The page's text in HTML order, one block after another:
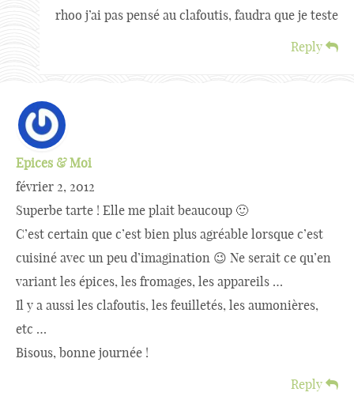
rhoo j’ai pas pensé au clafoutis, faudra que je teste
Reply
Epices & Moi
février 2, 2012
Superbe tarte ! Elle me plait beaucoup 🙂
C’est certain que c’est bien plus agréable lorsque c’est
cuisiné avec un peu d’imagination 😉 Ne serait ce qu’en
variant les épices, les fromages, les appareils …
Il y a aussi les clafoutis, les feuilletés, les aumonières,
etc …
Bisous, bonne journée !
Reply